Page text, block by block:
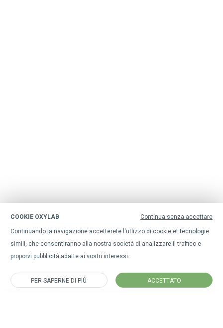
COOKIE OXYLAB Continua senza accettare
Continuando la navigazione accetterete l'utlizzo di cookie et tecnologie
simili, che consentiranno alla nostra società di analizzare il traffico e
proporvi pubblicità adatte ai vostri interessi.
PER SAPERNE DI PIÙ ACCETTATO